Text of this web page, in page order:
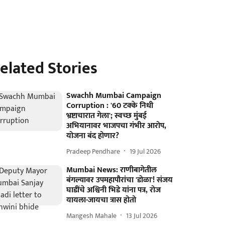
Stories
Swachh Mumbai Campaign
Corruption : '60 टक्के निधी
भ्रष्टाचारात गेला'; स्वच्छ मुंबई
अभियानावर भाजपचा गंभीर आरोप,
योजना बंद होणार?
Pradeep Pendhare 19 Jul 2026
Mumbai News: राणीबागेतील
बंगल्यावर उपमहापौरांचा 'डोळा'! संजय
घाडींचे अश्विनी भिडे यांना पत्र, रोज
यायला-जायचा त्रास होतो
Mangesh Mahale 13 Jul 2026